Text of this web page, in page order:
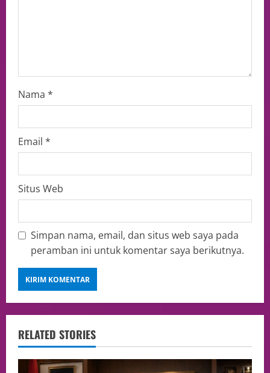
Nama *
Email *
Situs Web
Simpan nama, email, dan situs web saya pada
peramban ini untuk komentar saya berikutnya.
RELATED STORIES